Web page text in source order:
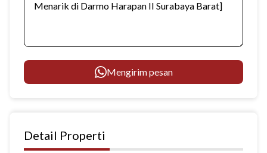
Mengirim pesan
Detail Properti